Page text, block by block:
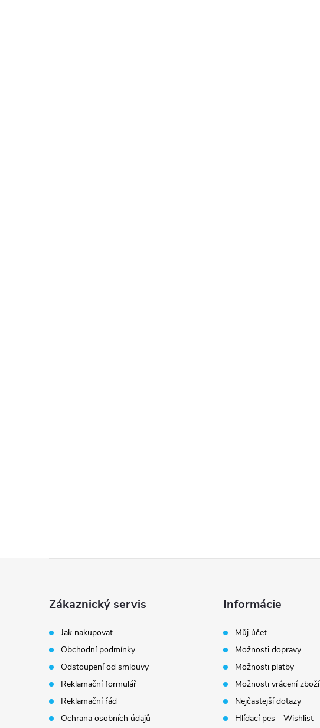
Zákaznický servis
Jak nakupovat
Obchodní podmínky
Odstoupení od smlouvy
Reklamační formulář
Reklamační řád
Ochrana osobních údajů
Informácie
Můj účet
Možnosti dopravy
Možnosti platby
Možnosti vrácení zboží
Nejčastejší dotazy
Hlídací pes - Wishlist